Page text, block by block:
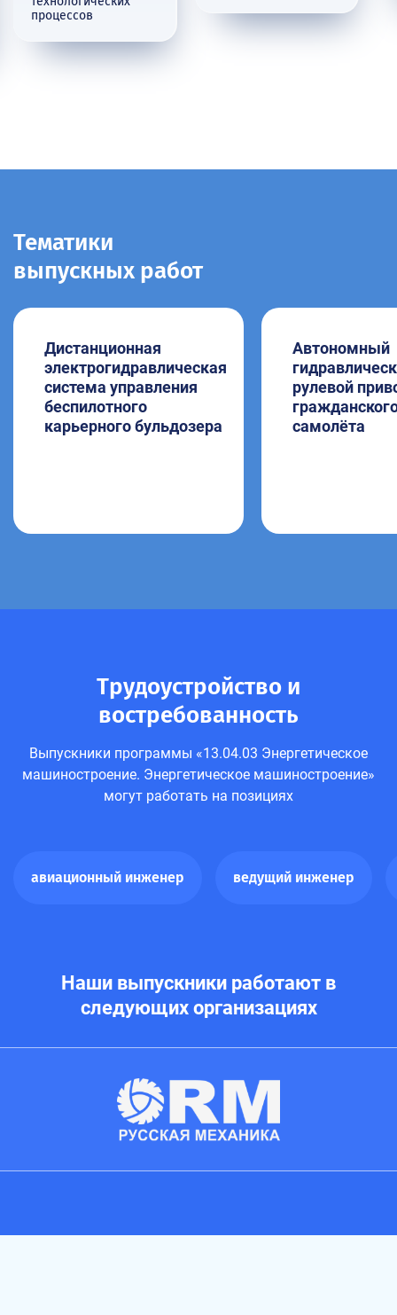
процессов
Тематики
выпускных работ
Дистанционная
электрогидравлическая
система управления
беспилотного
карьерного бульдозера
Автономный
рулевой
самолёта
Трудоустройство и
востребованность
Выпускники программы «13.04.03 Энергетическое
машиностроение. Энергетическое машиностроение»
могут работать на позициях
авиационный инженер ведущий инженер
Наши выпускники работают в
следующих организациях